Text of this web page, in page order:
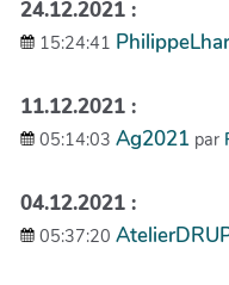
24.12.2021 :
15:24:41
11.12.2021 :
05:14:03 Ag2021 par
04.12.2021 :
05:37:20